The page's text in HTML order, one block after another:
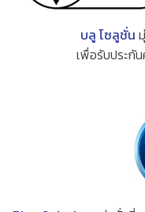
บลู โซลูชั่น
เพื่อรับประกั